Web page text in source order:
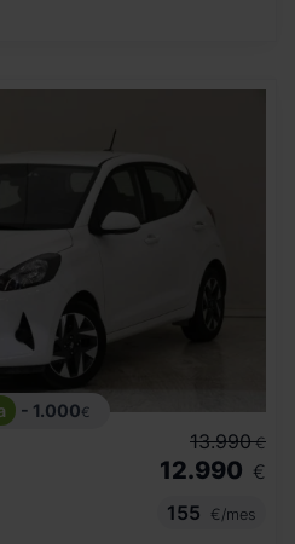
- 1.000€
13.990 €
12.990 €
155
€/mes